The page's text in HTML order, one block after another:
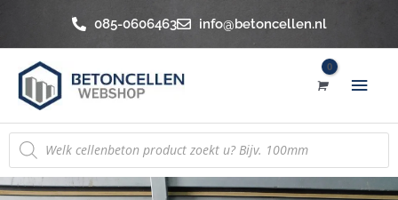
de
inhoud
085-0606463 info@betoncellen.nl
Producten
zoeken